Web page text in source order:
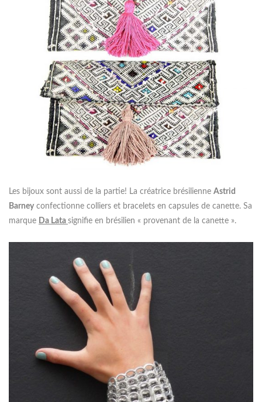
Les bijoux sont aussi de la partie! La créatrice brésilienne Astrid
Barneyconfectionne colliers et bracelets en capsules de canette. Sa
marque Da Lata signifie en brésilien « provenant de la canette ».